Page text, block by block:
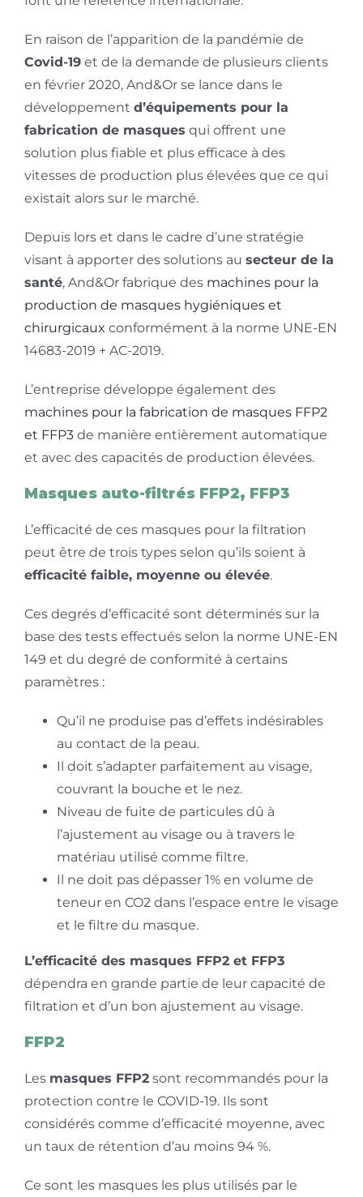
En raison de l’apparition de la pandémie de
Covid-19et de la demande de plusieurs clients
en février 2020, And&Or se lance dans le
développement d’équipements pour la
fabrication de masques qui offrent une
solution plus fiable et plus efficace à des
vitesses de production plus élevées que ce qui
existait alors sur le marché.
Depuis lors et dans le cadre d’une stratégie
visant à apporter des solutions au secteur de la
santé, And&Or fabrique des machines pour la
production de masques hygiéniques et
chirurgicaux conformément à la norme UNE-EN
14683-2019 + AC-2019.
L’entreprise développe également des
machines pour la fabrication de masques FFP2
et FFP3de manière entièrement automatique
et avec des capacités de production élevées.
Masques auto-filtrés FFP2, FFP3
L’efficacité de ces masques pour la filtration
peut être de trois types selon qu’ils soient à
efficacité faible, moyenne ou élevée.
Ces degrés d’efficacité sont déterminés sur la
base des tests effectués selon la norme UNE-EN
149 et du degré de conformité à certains
paramètres :
Qu’il ne produise pas d’effets indésirables
au contact de la peau.
Il doit s’adapter parfaitement au visage,
couvrant la bouche et le nez.
Niveau de fuite de particules dû à
l’ajustement au visage ou à travers le
matériau utilisé comme filtre.
Il ne doit pas dépasser 1% en volume de
teneur en CO2 dans l’espace entre le visage
et le filtre du masque.
L’efficacité des masques FFP2 et FFP3
dépendra en grande partie de leur capacité de
filtration et d’un bon ajustement au visage.
FFP2
Les masques FFP2sont recommandés pour la
protection contre le COVID-19. Ils sont
considérés comme d’efficacité moyenne, avec
un taux de rétention d’au moins 94 %.
Ce sont les masques les plus utilisés par le